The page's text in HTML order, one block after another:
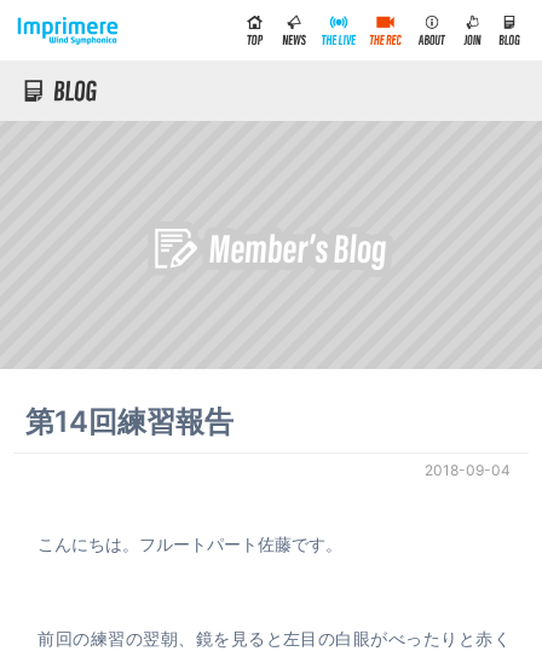
第14回練習報告
2018-09-04
こんにちは。フルートパート佐藤です。
前回の練習の翌朝、鏡を見ると左目の白眼がべったりと赤く